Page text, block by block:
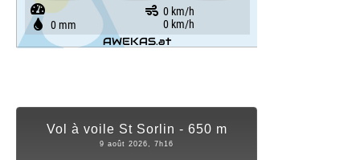
Vol à voile St Sorlin - 650 m
9 août 2026, 7h16